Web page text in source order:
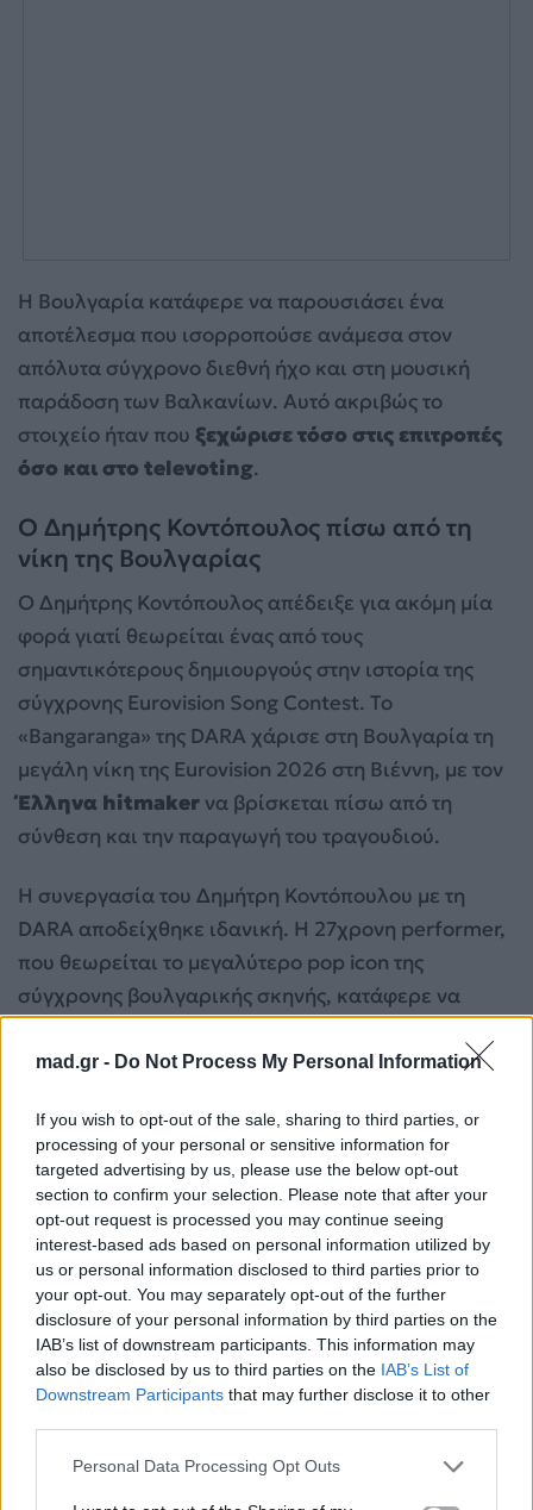
mad.gr - Do Not Process My Personal Information
If you wish to opt-out of the sale, sharing to third parties, or
processing of your personal or sensitive information for
targeted advertising by us, please use the below opt-out
section to confirm your selection. Please note that after your
opt-out request is processed you may continue seeing
interest-based ads based on personal information utilized by
us or personal information disclosed to third parties prior to
your opt-out. You may separately opt-out of the further
disclosure of your personal information by third parties on the
IAB’s list of downstream participants. This information may
also be disclosed by us to third parties on the IAB’s List of
Downstream Participants that may further disclose it to other
Personal Data Processing Opt Outs
Η Βουλγαρία κατάφερε να παρουσιάσει ένα
αποτέλεσμα που ισορροπούσε ανάμεσα στον
απόλυτα σύγχρονο διεθνή ήχο και στη μουσική
παράδοση των Βαλκανίων. Αυτό ακριβώς το
στοιχείο ήταν που ξεχώρισε τόσο στις επιτροπές
όσο και στο televoting.
Ο Δημήτρης Κοντόπουλος πίσω από τη
νίκη της Βουλγαρίας
Ο Δημήτρης Κοντόπουλος απέδειξε για ακόμη μία
φορά γιατί θεωρείται ένας από τους
σημαντικότερους δημιουργούς στην ιστορία της
σύγχρονης Eurovision Song Contest. Το
«Bangaranga» της DARA χάρισε στη Βουλγαρία τη
μεγάλη νίκη της Eurovision 2026 στη Βιέννη, με τον
Έλληνα hitmaker να βρίσκεται πίσω από τη
σύνθεση και την παραγωγή του τραγουδιού.
Η συνεργασία του Δημήτρη Κοντόπουλου με τη
DARA αποδείχθηκε ιδανική. Η 27χρονη performer,
που θεωρείται το μεγαλύτερο pop icon της
σύγχρονης βουλγαρικής σκηνής, κατάφερε να